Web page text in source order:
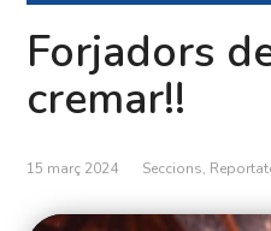
Forjadors
cremar!!
15 març 2024 Seccions,